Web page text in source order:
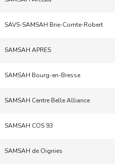
SAVS-SAMSAH Brie-Comte-Robert
SAMSAH APRES
SAMSAH Bourg-en-Bresse
SAMSAH Centre Belle Alliance
SAMSAH COS 93
SAMSAH de Oignies